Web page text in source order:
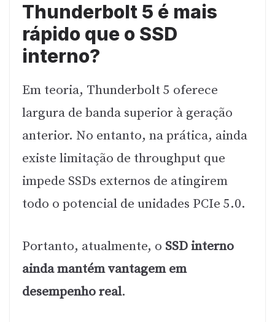
Thunderbolt 5 é mais
rápido que o SSD
interno?
Em teoria, Thunderbolt 5 oferece
largura de banda superior à geração
anterior. No entanto, na prática, ainda
existe limitação de throughput que
impede SSDs externos de atingirem
todo o potencial de unidades PCIe 5.0.
Portanto, atualmente, o SSD interno
ainda mantém vantagem em
desempenho real.